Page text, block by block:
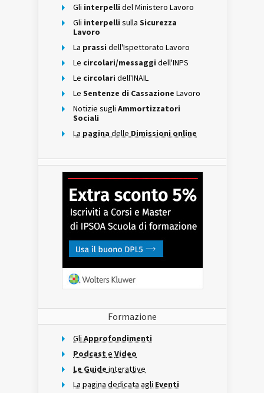
Gli interpelli del Ministero Lavoro
Gli interpelli sulla Sicurezza
Lavoro
La prassi dell'Ispettorato Lavoro
Le circolari/messaggi dell'INPS
Le circolari dell'INAIL
Le Sentenze di Cassazione Lavoro
Notizie sugli Ammortizzatori
Sociali
La pagina delle Dimissioni online
Formazione
Gli Approfondimenti
Podcast e Video
Le Guide interattive
La pagina dedicata agli Eventi